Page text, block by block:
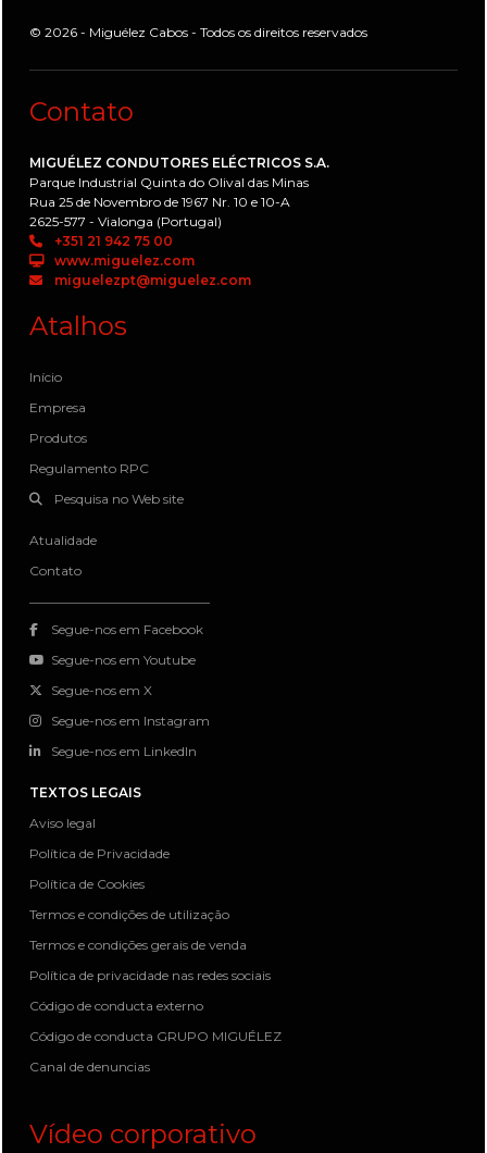
© 2026 - Miguélez Cabos - Todos os direitos reservados
Contato
MIGUÉLEZ CONDUTORES ELÉCTRICOS S.A.
Parque Industrial Quinta do Olival das Minas
Rua 25 de Novembro de 1967 Nr. 10 e 10-A
2625-577 - Vialonga (Portugal)
+351 21 942 75 00
www.miguelez.com
miguelezpt@miguelez.com
Atalhos
Início
Empresa
Produtos
Regulamento RPC
Pesquisa no Web site
Atualidade
Contato
Segue-nos em Facebook
Segue-nos em Youtube
Segue-nos em X
Segue-nos em Instagram
Segue-nos em LinkedIn
TEXTOS LEGAIS
Aviso legal
Política de Privacidade
Política de Cookies
Termos e condições de utilização
Termos e condições gerais de venda
Política de privacidade nas redes sociais
Código de conducta externo
Código de conducta GRUPO MIGUÉLEZ
Canal de denuncias
Vídeo corporativo